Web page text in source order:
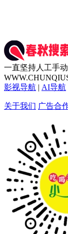
一直坚持人工手
影视导航 | AI导航
关于我们 广告合